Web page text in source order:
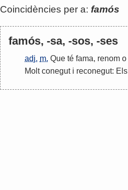
Coincidències per a: famós
famós, -sa, -sos, -ses
adj. m. Que té fama, renom o
Molt conegut i reconegut: Els